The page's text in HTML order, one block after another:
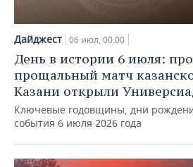
Дайджест 06 июл, 00:00
День в истории 6 июля:
прощальный матч
Казани открыли
Ключевые годовщины, дни
события 6 июля 2026 года